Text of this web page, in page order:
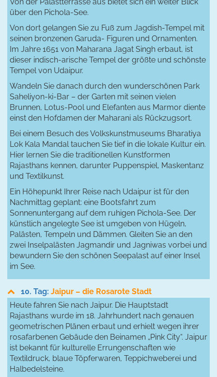
über den Pichola-See.
Von dort gelangen Sie zu Fuß zum Jagdish-Tempel mit
seinen bronzenen Garuda- Figuren und Ornamenten.
Im Jahre 1651 von Maharana Jagat Singh erbaut, ist
dieser indisch-arische Tempel der größte und schönste
Tempel von Udaipur.
Wandeln Sie danach durch den wunderschönen Park
Saheliyon-ki-Bar – der Garten mit seinen vielen
Brunnen, Lotus-Pool und Elefanten aus Marmor diente
einst den Hofdamen der Maharani als Rückzugsort.
Bei einem Besuch des Volkskunstmuseums Bharatiya
Lok Kala Mandal tauchen Sie tief in die lokale Kultur ein.
Hier lernen Sie die traditionellen Kunstformen
Rajasthans kennen, darunter Puppenspiel, Maskentanz
und Textilkunst.
Ein Höhepunkt Ihrer Reise nach Udaipur ist für den
Nachmittag geplant: eine Bootsfahrt zum
Sonnenuntergang auf dem ruhigen Pichola-See. Der
künstlich angelegte See ist umgeben von Hügeln,
Palästen, Tempeln und Dämmen. Gleiten Sie an den
zwei Inselpalästen Jagmandir und Jagniwas vorbei und
bewundern Sie den schönen Seepalast auf einer Insel
im See.
10. Tag: Jaipur – die Rosarote Stadt
Heute fahren Sie nach Jaipur. Die Hauptstadt
Rajasthans wurde im 18. Jahrhundert nach genauen
geometrischen Plänen erbaut und erhielt wegen ihrer
rosafarbenen Gebäude den Beinamen „Pink City“. Jaipur
ist bekannt für kulturelle Errungenschaften wie
Textildruck, blaue Töpferwaren, Teppichweberei und
Halbedelsteine.